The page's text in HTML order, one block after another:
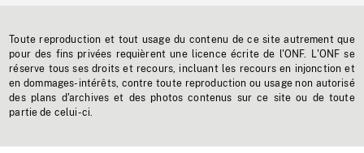
Toute reproduction et tout usage du contenu de ce site autrement que
pour des fins privées requièrent une licence écrite de l'ONF. L'ONF se
réserve tous ses droits et recours, incluant les recours en injonction et
en dommages-intérêts, contre toute reproduction ou usage non autorisé
des plans d'archives et des photos contenus sur ce site ou de toute
partie de celui-ci.